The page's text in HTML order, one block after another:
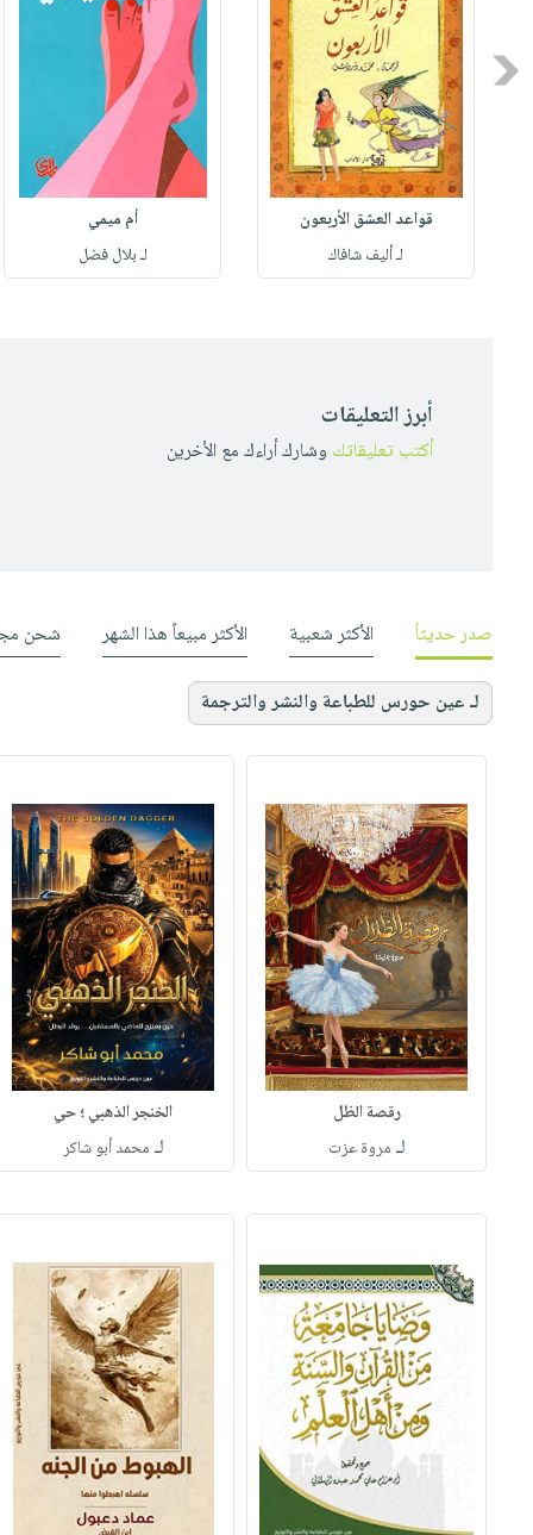
Previous
قواعد العشق الأربعون
لـ أليف شافاك
أم ميمي
لـ بلال فضل
أبرز التعليقات
أكتب تعليقاتك وشارك أراءك مع الأخرين
صدر حديثاً الأكثر شعبية الأكثر مبيعاً هذا الشهر شحن
لـ عين حورس للطباعة والنشر والترجمة
رقصة الظل
لـ مروة عزت
الخنجر الذهبي ؛ حي
لـ محمد أبو شاكر